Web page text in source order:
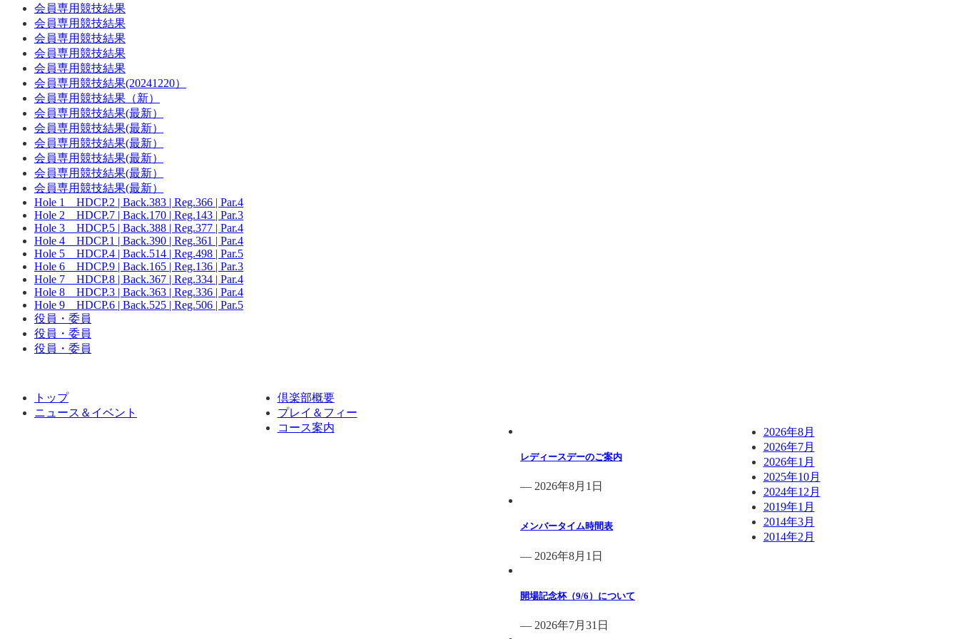
会員専用競技結果
会員専用競技結果
会員専用競技結果
会員専用競技結果
会員専用競技結果
会員専用競技結果(20241220）
会員専用競技結果（新）
会員専用競技結果(最新）
会員専用競技結果(最新）
会員専用競技結果(最新）
会員専用競技結果(最新）
会員専用競技結果(最新）
会員専用競技結果(最新）
Hole 1 HDCP.2 | Back.383 | Reg.366 | Par.4
Hole 2 HDCP.7 | Back.170 | Reg.143 | Par.3
Hole 3 HDCP.5 | Back.388 | Reg.377 | Par.4
Hole 4 HDCP.1 | Back.390 | Reg.361 | Par.4
Hole 5 HDCP.4 | Back.514 | Reg.498 | Par.5
Hole 6 HDCP.9 | Back.165 | Reg.136 | Par.3
Hole 7 HDCP.8 | Back.367 | Reg.334 | Par.4
Hole 8 HDCP.3 | Back.363 | Reg.336 | Par.4
Hole 9 HDCP.6 | Back.525 | Reg.506 | Par.5
役員・委員
役員・委員
役員・委員
トップ
ニュース＆イベント
倶楽部概要
プレイ＆フィー
コース案内
レディースデーのご案内
— 2026年8月1日
メンバータイム時間表
— 2026年8月1日
開場記念杯（9/6）について
— 2026年7月31日
2026年8月
2026年7月
2026年1月
2025年10月
2024年12月
2019年1月
2014年3月
2014年2月